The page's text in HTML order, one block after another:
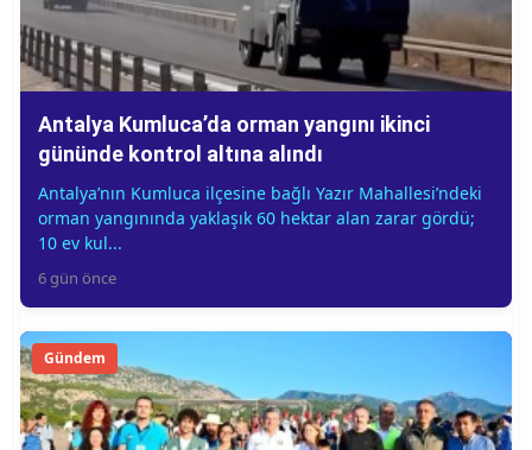
Antalya Kumluca’da orman yangını ikinci
gününde kontrol altına alındı
Antalya’nın Kumluca ilçesine bağlı Yazır Mahallesi’ndeki
orman yangınında yaklaşık 60 hektar alan zarar gördü;
10 ev kul...
6 gün önce
Gündem